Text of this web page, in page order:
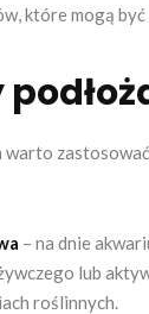
które mogą
warto
– na dnie
lub
roślinnych.